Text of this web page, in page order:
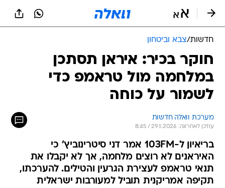
חדשות/צבא וביטחון
חוקר בכיר: איראן תסתכן
במלחמה מול טראמפ כדי
לשמור על כוחה
מערכת וואלה חדשות
עודכן לאחרונה: 29.1.2026 / 8:45
בריאיון ל-103FM אמר דני סיטרינוביץ' כי
האיראנים לא רוצים מלחמה, אך לא יקבלו את
תנאי טראמפ לעצירת הגרעין והטילים. להערכתו,
תקיפה אמריקנית תוביל למעורבות ישראלית